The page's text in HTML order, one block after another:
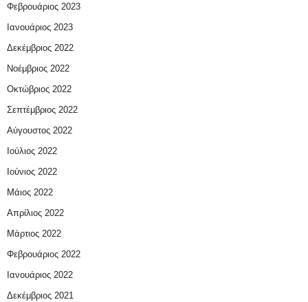
Φεβρουάριος 2023
Ιανουάριος 2023
Δεκέμβριος 2022
Νοέμβριος 2022
Οκτώβριος 2022
Σεπτέμβριος 2022
Αύγουστος 2022
Ιούλιος 2022
Ιούνιος 2022
Μάιος 2022
Απρίλιος 2022
Μάρτιος 2022
Φεβρουάριος 2022
Ιανουάριος 2022
Δεκέμβριος 2021